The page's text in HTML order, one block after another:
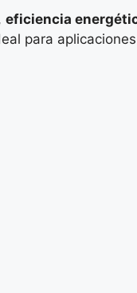
eficiencia
para